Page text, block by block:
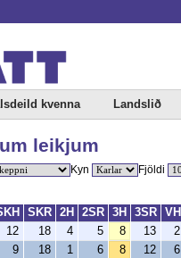
kvenna Landslið
leikjum
Kyn Fjöldi
SKR 2H 2SR 3H 3SR VH
12 18 4 5 8 13 2
9 18 1 6 8 12 6